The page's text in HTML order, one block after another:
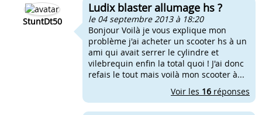
StuntDt50
Ludix blaster allumage hs ?
le 04 septembre 2013 à 18:20
Bonjour Voilà je vous explique mon
problème j'ai acheter un scooter hs à un
ami qui avait serrer le cylindre et
vilebrequin enfin la total quoi ! J'ai donc
refais le tout mais voilà mon scooter à...
Voir les 16 réponses